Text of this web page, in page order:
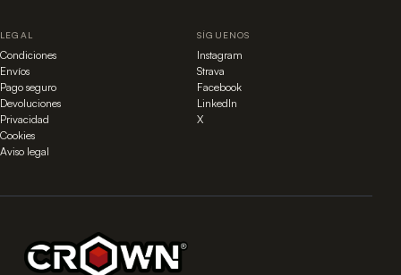
LEGAL
Condiciones
Envíos
Pago seguro
Devoluciones
Privacidad
Cookies
Aviso legal
SÍGUENOS
Instagram
Strava
Facebook
LinkedIn
X